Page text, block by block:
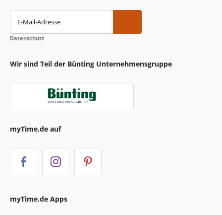
E-Mail-Adresse
Datenschutz
Wir sind Teil der Bünting Unternehmensgruppe
myTime.de auf
myTime.de Apps